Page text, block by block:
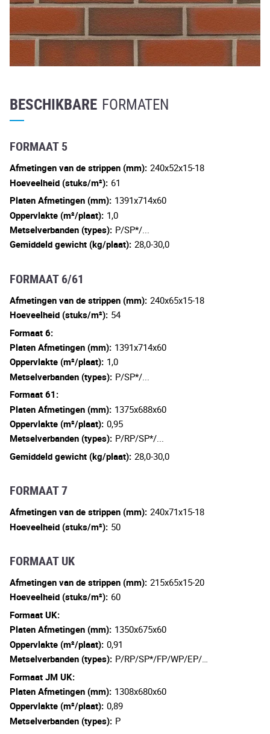
BESCHIKBARE FORMATEN
FORMAAT 5
Afmetingen van de strippen (mm): 240x52x15-18
Hoeveelheid (stuks/m²): 61
Platen Afmetingen (mm): 1391x714x60
Oppervlakte (m²/plaat): 1,0
Metselverbanden (types): P/SP*/...
Gemiddeld gewicht (kg/plaat): 28,0-30,0
FORMAAT 6/61
Afmetingen van de strippen (mm): 240x65x15-18
Hoeveelheid (stuks/m²): 54
Formaat 6:
Platen Afmetingen (mm): 1391x714x60
Oppervlakte (m²/plaat): 1,0
Metselverbanden (types): P/SP*/...
Formaat 61:
Platen Afmetingen (mm): 1375x688x60
Oppervlakte (m²/plaat): 0,95
Metselverbanden (types): P/RP/SP*/...
Gemiddeld gewicht (kg/plaat): 28,0-30,0
FORMAAT 7
Afmetingen van de strippen (mm): 240x71x15-18
Hoeveelheid (stuks/m²): 50
FORMAAT UK
Afmetingen van de strippen (mm): 215x65x15-20
Hoeveelheid (stuks/m²): 60
Formaat UK:
Platen Afmetingen (mm): 1350x675x60
Oppervlakte (m²/plaat): 0,91
Metselverbanden (types): P/RP/SP*/FP/WP/EP/…
Formaat JM UK:
Platen Afmetingen (mm): 1308x680x60
Oppervlakte (m²/plaat): 0,89
Metselverbanden (types): P